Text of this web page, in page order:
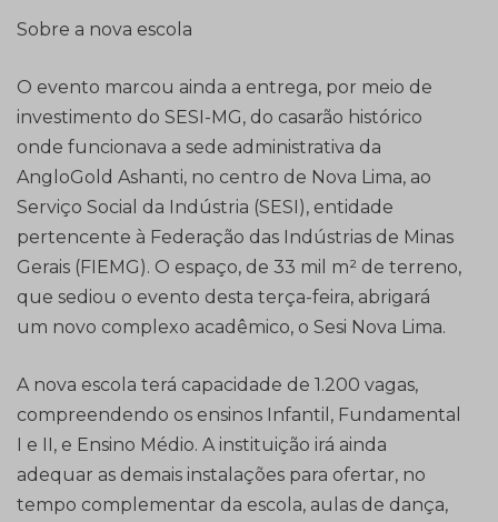
Sobre a nova escola
O evento marcou ainda a entrega, por meio de
investimento do SESI-MG, do casarão histórico
onde funcionava a sede administrativa da
AngloGold Ashanti, no centro de Nova Lima, ao
Serviço Social da Indústria (SESI), entidade
pertencente à Federação das Indústrias de Minas
Gerais (FIEMG). O espaço, de 33 mil m² de terreno,
que sediou o evento desta terça-feira, abrigará
um novo complexo acadêmico, o Sesi Nova Lima.
A nova escola terá capacidade de 1.200 vagas,
compreendendo os ensinos Infantil, Fundamental
I e II, e Ensino Médio. A instituição irá ainda
adequar as demais instalações para ofertar, no
tempo complementar da escola, aulas de dança,